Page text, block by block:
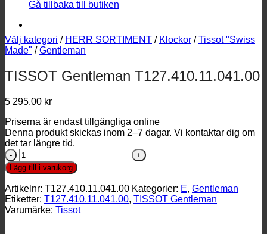
Gå tillbaka till butiken
Välj kategori / HERR SORTIMENT / Klockor / Tissot "Swiss
Made" / Gentleman
TISSOT Gentleman T127.410.11.041.00
5 295.00 kr
Priserna är endast tillgängliga online
Denna produkt skickas inom 2–7 dagar. Vi kontaktar dig om
det tar längre tid.
TISSOT
Gentleman
T127.410.11.041.00
mängd
Lägg till i varukorg
Artikelnr: T127.410.11.041.00 Kategorier: E, Gentleman
Etiketter: T127.410.11.041.00, TISSOT Gentleman
Varumärke: Tissot